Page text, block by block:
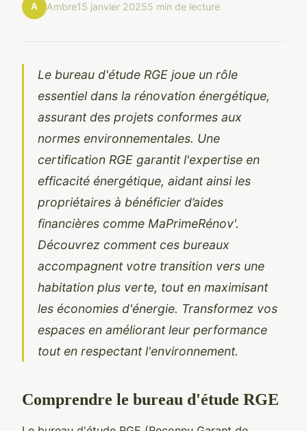
A Ambre15 janvier 20255 min de lecture
Le bureau d'étude RGE joue un rôle
essentiel dans la rénovation énergétique,
assurant des projets conformes aux
normes environnementales. Une
certification RGE garantit l'expertise en
efficacité énergétique, aidant ainsi les
propriétaires à bénéficier d’aides
financières comme MaPrimeRénov'.
Découvrez comment ces bureaux
accompagnent votre transition vers une
habitation plus verte, tout en maximisant
les économies d'énergie. Transformez vos
espaces en améliorant leur performance
tout en respectant l'environnement.
Comprendre le bureau d'étude RGE